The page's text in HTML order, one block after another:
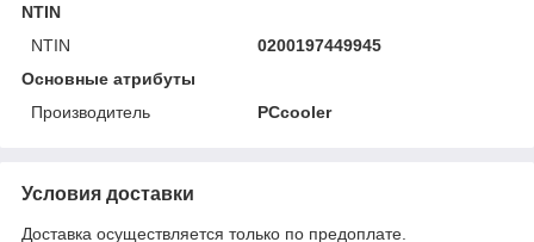
NTIN
NTIN
0200197449945
Основные атрибуты
Производитель
PCcooler
Условия доставки
Доставка осуществляется только по предоплате.